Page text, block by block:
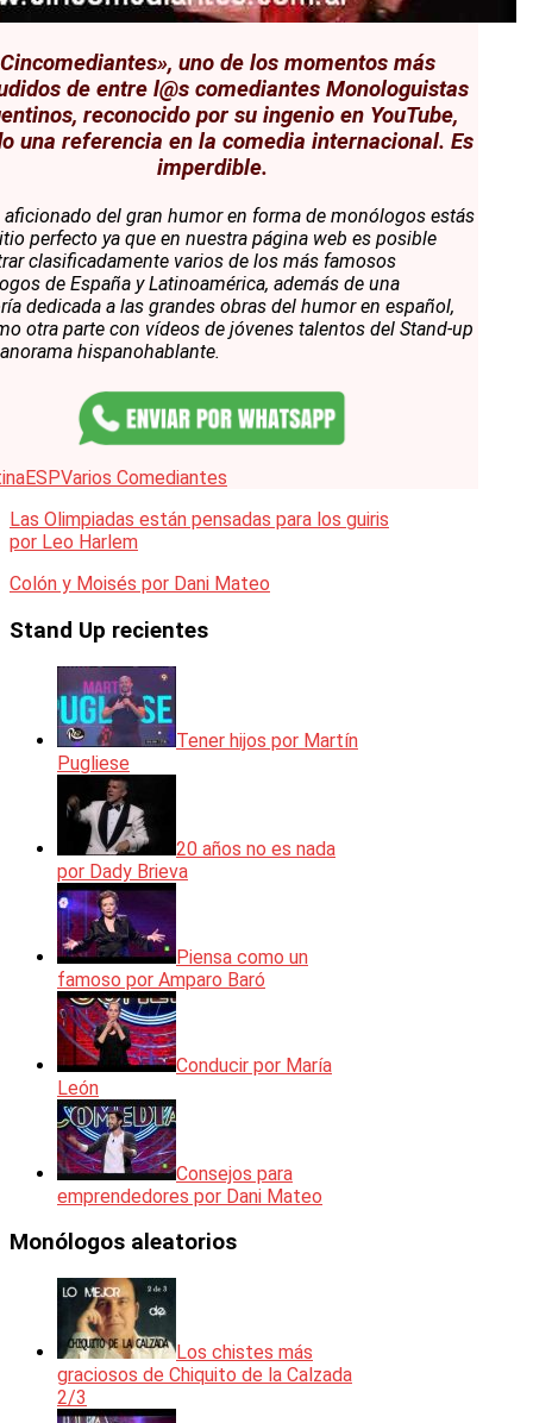
uno de los momentos más
de entre l@s comediantes Monologuistas
reconocido por su ingenio en YouTube,
una referencia en la comedia internacional. Es
imperdible.
aficionado del gran humor en forma de monólogos estás
perfecto ya que en nuestra página web es posible
clasificadamente varios de los más famosos
de España y Latinoamérica, además de una
dedicada a las grandes obras del humor en español,
otra parte con vídeos de jóvenes talentos del Stand-up
hispanohablante.
ESPVarios Comediantes
Las Olimpiadas están pensadas para los guiris
por Leo Harlem
Colón y Moisés por Dani Mateo
Stand Up recientes
Tener hijos por Martín
Pugliese
20 años no es nada
por Dady Brieva
Piensa como un
famoso por Amparo Baró
Conducir por María
León
Consejos para
emprendedores por Dani Mateo
Monólogos aleatorios
Los chistes más
graciosos de Chiquito de la Calzada
2/3